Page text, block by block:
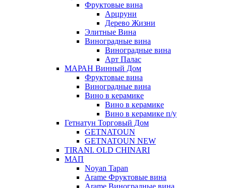
Фруктовые вина
Арцруни
Дерево Жизни
Элитные Вина
Виноградные вина
Виноградные вина
Арт Палас
МАРАН Винный Дом
Фруктовые вина
Виноградные вина
Вино в керамике
Вино в керамике
Вино в керамике п/у
Гетнатун Торговый Дом
GETNATOUN
GETNATOUN NEW
TIRANI. OLD CHINARI
МАП
Noyan Tapan
Arame Фруктовые вина
Arame Виноградные вина